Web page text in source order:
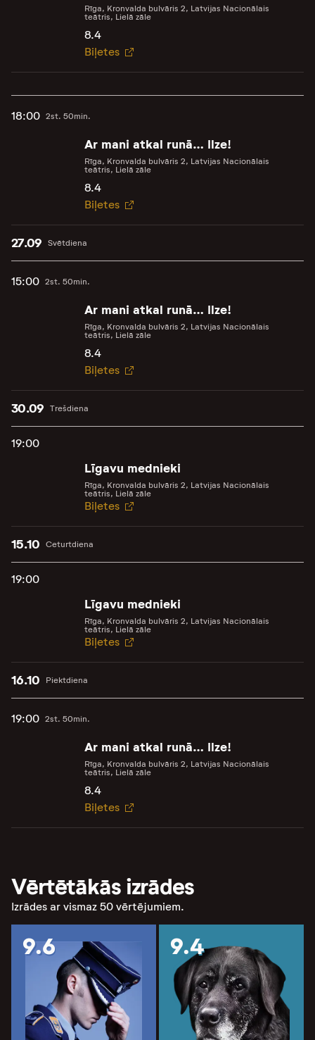
Rīga, Kronvalda bulvāris 2, Latvijas Nacionālais
teātris, Lielā zāle
8.4
Biļetes
18:00 2st. 50min.
Ar mani atkal runā… Ilze!
Rīga, Kronvalda bulvāris 2, Latvijas Nacionālais
teātris, Lielā zāle
8.4
Biļetes
Svētdiena
27.09
15:00 2st. 50min.
Ar mani atkal runā… Ilze!
Rīga, Kronvalda bulvāris 2, Latvijas Nacionālais
teātris, Lielā zāle
8.4
Biļetes
Trešdiena
30.09
19:00
Līgavu mednieki
Rīga, Kronvalda bulvāris 2, Latvijas Nacionālais
teātris, Lielā zāle
Biļetes
Ceturtdiena
15.10
19:00
Līgavu mednieki
Rīga, Kronvalda bulvāris 2, Latvijas Nacionālais
teātris, Lielā zāle
Biļetes
Piektdiena
16.10
19:00 2st. 50min.
Ar mani atkal runā… Ilze!
Rīga, Kronvalda bulvāris 2, Latvijas Nacionālais
teātris, Lielā zāle
8.4
Biļetes
Vērtētākās izrādes
Izrādes ar vismaz 50 vērtējumiem.
9.6 9.4